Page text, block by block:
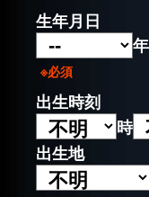
生年月日
年
※必須
出生時刻
時
出生地